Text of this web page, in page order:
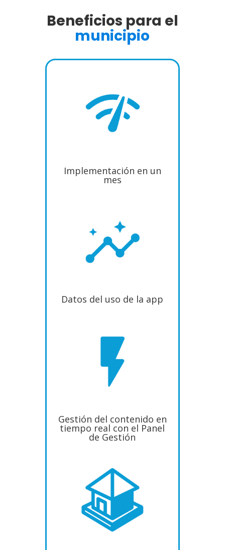
Beneficios para el
municipio
Implementación en un
mes
Datos del uso de la app
Gestión del contenido en
tiempo real con el Panel
de Gestión